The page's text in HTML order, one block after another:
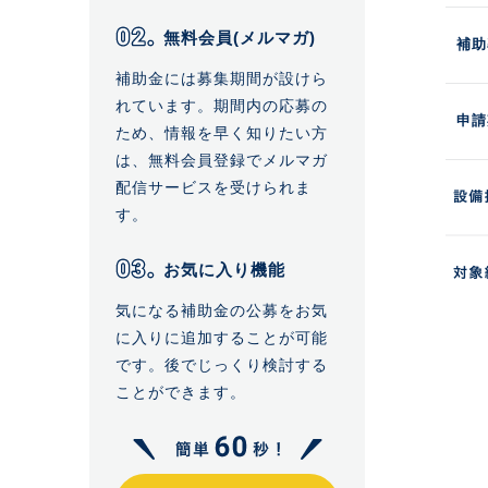
補
申
無料会員(メルマガ)
補助金には募集期間が設けら
れています。期間内の応募の
ため、情報を早く知りたい方
は、無料会員登録でメルマガ
配信サービスを受けられま
す。
お気に入り機能
気になる補助金の公募をお気
に入りに追加することが可能
です。後でじっくり検討する
ことができます。